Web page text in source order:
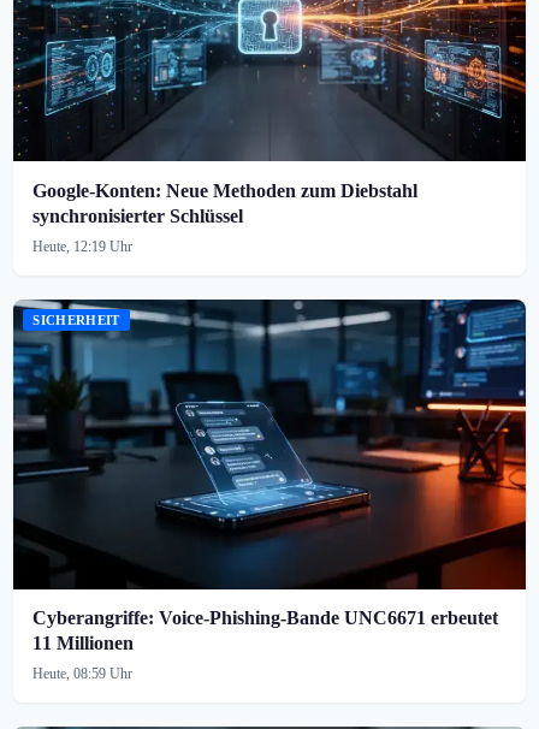
Google-Konten: Neue Methoden zum Diebstahl
synchronisierter Schlüssel
Heute, 12:19 Uhr
SICHERHEIT
Cyberangriffe: Voice-Phishing-Bande UNC6671 erbeutet
11 Millionen
Heute, 08:59 Uhr